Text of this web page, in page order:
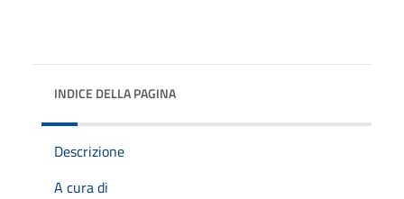
INDICE DELLA PAGINA
Descrizione
A cura di